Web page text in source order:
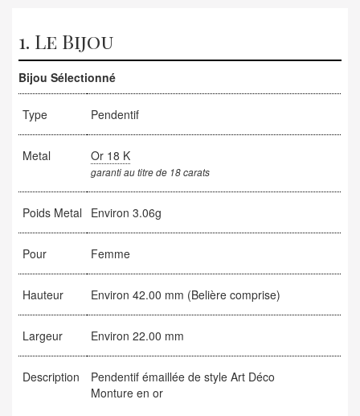
1. Le Bijou
Bijou Sélectionné
Type Pendentif
Metal Or 18 K
garanti au titre de 18 carats
Poids Metal Environ 3.06g
Pour Femme
Hauteur Environ 42.00 mm (Belière comprise)
Largeur Environ 22.00 mm
Description
Pendentif émaillée de style Art Déco
Monture en or